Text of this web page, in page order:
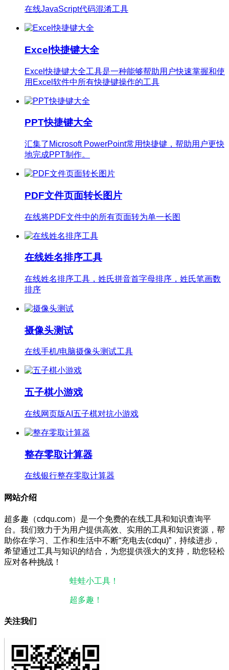
在线JavaScript代码混淆工具
Excel快捷键大全
Excel快捷键大全工具是一种能够帮助用户快速掌握和使
用Excel软件中所有快捷键操作的工具
PPT快捷键大全
汇集了Microsoft PowerPoint常用快捷键，帮助用户更快
地完成PPT制作。
PDF文件页面转长图片
在线将PDF文件中的所有页面转为单一长图
在线姓名排序工具
在线姓名排序工具，姓氏拼音首字母排序，姓氏笔画数
排序
摄像头测试
在线手机/电脑摄像头测试工具
五子棋小游戏
在线网页版AI五子棋对抗小游戏
整存零取计算器
在线银行整存零取计算器
网站介绍
超多趣（cdqu.com）是一个免费的在线工具和知识查询平
台。我们致力于为用户提供高效、实用的工具和知识资源，帮
助你在学习、工作和生活中不断“充电去(cdqu)”，持续进步，
希望通过工具与知识的结合，为您提供强大的支持，助您轻松
应对各种挑战！
蛙蛙小工具！
超多趣！
关注我们